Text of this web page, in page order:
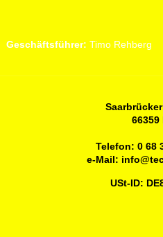
Geschäftsführer: Timo Rehberg
Telefon:0 68
e-Mail:
USt-ID: